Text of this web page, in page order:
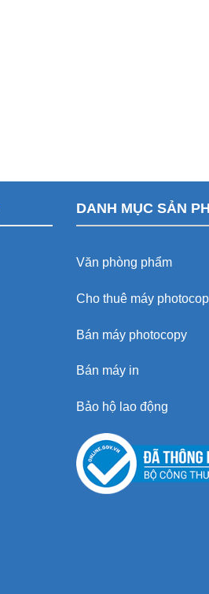
DANH MỤC SẢN
Văn phòng phẩm
Cho thuê máy
Bán máy photocopy
Bán máy in
Bảo hộ lao động